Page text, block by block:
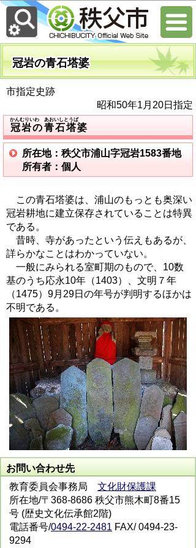
冠岩の青石塔婆
市指定史跡
昭和50年1月20日指定
冠岩の青石塔婆
かんむりいわ あおいしとうば
所在地：秩父市浦山字冠岩1583番地
所有者：個人
この青石塔婆は、浦山のもっとも奥深い
冠岩耕地に建立保存されていることは特異
である。
昔時、寺があったという伝えもあるが、
詳らかなことはわかっていない。
一般にみられる室町期のもので、10数
基のうち応永10年（1403）、文明７年
（1475）9月29日の年号が判明するほかは
不明である。
お問い合わせ先
教育委員会事務局 文化財保護課
所在地/〒368-8686 秩父市熊木町8番15
号 (歴史文化伝承館2階)
電話番号/0494-22-2481 FAX/ 0494-23-
9294